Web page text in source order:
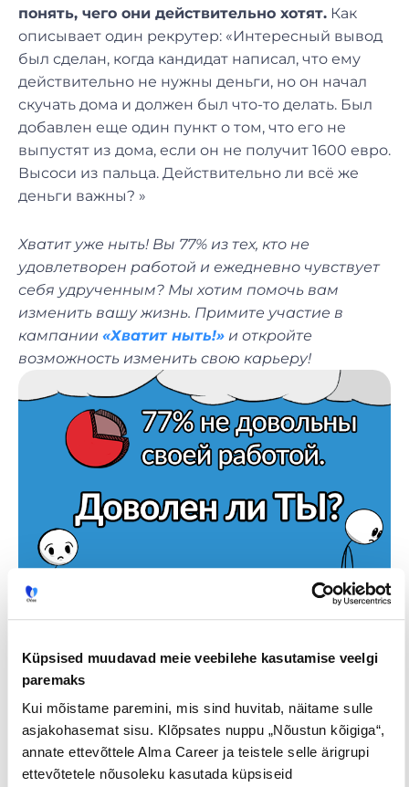
Küpsised muudavad meie veebilehe kasutamise veelgi
paremaks
Kui mõistame paremini, mis sind huvitab, näitame sulle
asjakohasemat sisu. Klõpsates nuppu „Nõustun kõigiga“,
annate ettevõttele Alma Career ja teistele selle ärigrupi
ettevõtetele nõusoleku kasutada küpsiseid
понять, чего они действительно хотят. Как
описывает один рекрутер: «Интересный вывод
был сделан, когда кандидат написал, что ему
действительно не нужны деньги, но он начал
скучать дома и должен был что-то делать. Был
добавлен еще один пункт о том, что его не
выпустят из дома, если он не получит 1600 евро.
Высоси из пальца. Действительно ли всё же
деньги важны? »
Хватит уже ныть! Вы 77% из тех, кто не
удовлетворен работой и ежедневно чувствует
себя удрученным? Мы хотим помочь вам
изменить вашу жизнь. Примите участие в
кампании «Хватит ныть!» и откройте
возможность изменить свою карьеру!
Tööpakkumised € Avaliku
palgaga töö
Kaugtöö ja
kodukontor